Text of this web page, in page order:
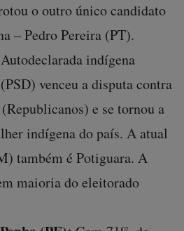
o outro único candidato
– Pedro Pereira (PT).
Autodeclarada indígena
venceu a disputa contra
e se tornou a
indígena do país. A atual
também é Potiguara. A
maioria do eleitorado